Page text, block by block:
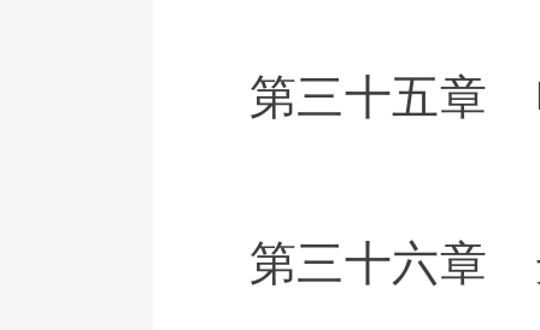
第三十五章
第三十六章